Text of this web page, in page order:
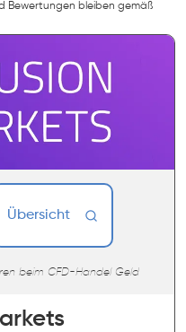
Bewertungen bleiben gemäß
Übersicht
beim CFD-Handel Geld